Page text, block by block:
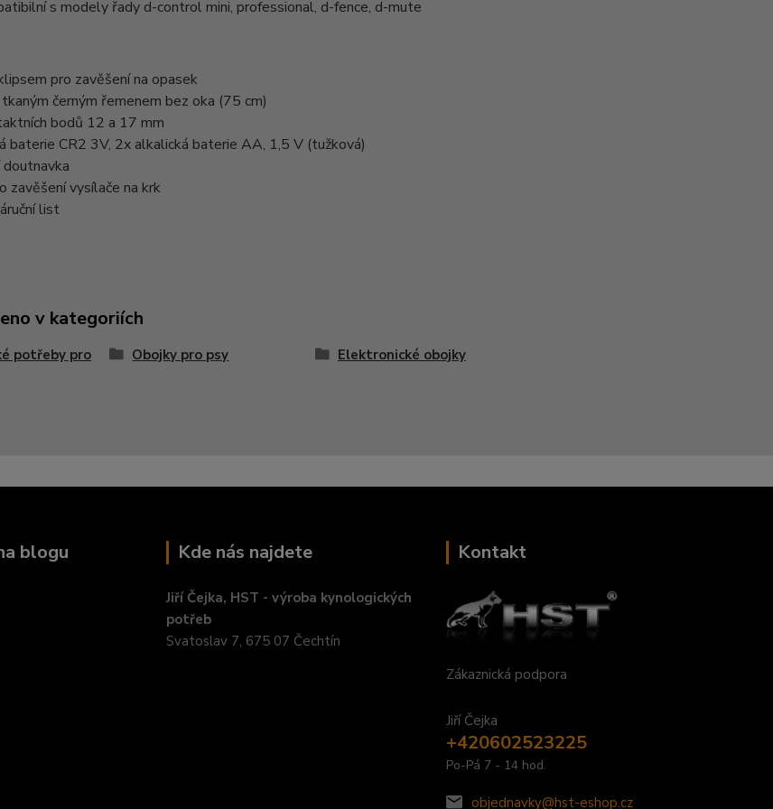
s modely řady d-control mini, professional, d-fence, d-mute
pro zavěšení na opasek
černým řemenem bez oka (75 cm)
bodů 12 a 17 mm
baterie CR2 3V, 2x alkalická baterie AA, 1,5 V (tužková)
zavěšení vysílače na krk
list
v kategoriích
potřeby pro
Obojky pro psy Elektronické obojky
blogu Kde nás najdete
Jiří Čejka, HST - výroba kynologických
potřeb
Svatoslav 7, 675 07 Čechtín
Kontakt
Zákaznická podpora
Jiří Čejka
+420602523225
Po-Pá 7 - 14 hod.
objednavky@hst-eshop.cz